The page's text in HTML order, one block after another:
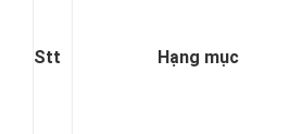
Stt Hạng mục